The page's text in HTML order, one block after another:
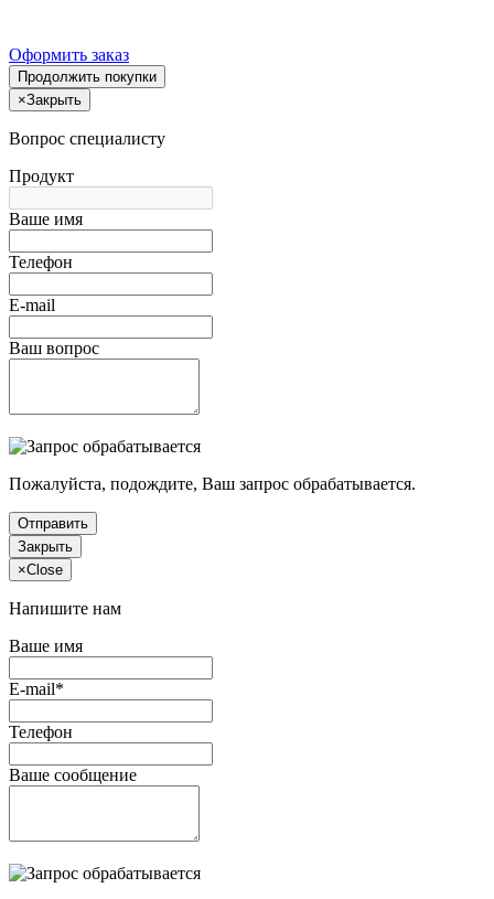
Оформить заказ
Продолжить покупки
×Закрыть
Вопрос специалисту
Продукт
Ваше имя
Телефон
E-mail
Ваш вопрос
Пожалуйста, подождите, Ваш запрос обрабатывается.
Отправить
Закрыть
×Close
Напишите нам
Ваше имя
E-mail*
Телефон
Ваше сообщение